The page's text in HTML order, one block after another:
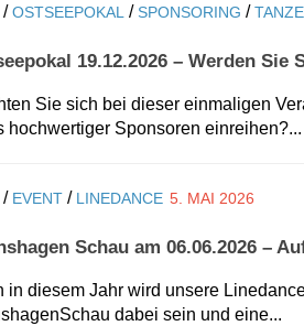
/OSTSEEPOKAL / SPONSORING /
19.12.2026 – Werden Sie
Sie sich bei dieser einmaligen
hochwertiger Sponsoren einreihen?...
/ EVENT / LINEDANCE 5. MAI 2026
Schau am 06.06.2026 –
in diesem Jahr wird unsere
dabei sein und eine...